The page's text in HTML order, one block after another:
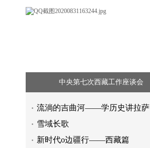
中央第七次西藏工作座谈会
流淌的吉曲河——学历史讲拉萨
雪域长歌
新时代o边疆行——西藏篇